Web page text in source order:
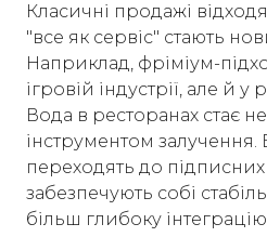
Класичні продажі
"все як сервіс" стають
Наприклад, фріміум-
ігровій індустрії, але й у
Вода в ресторанах стає
інструментом залучення.
переходять до
забезпечують собі
більш глибоку